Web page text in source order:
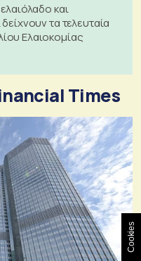
και
τα τελευταία
Ελαιοκομίας
Times
Cookies